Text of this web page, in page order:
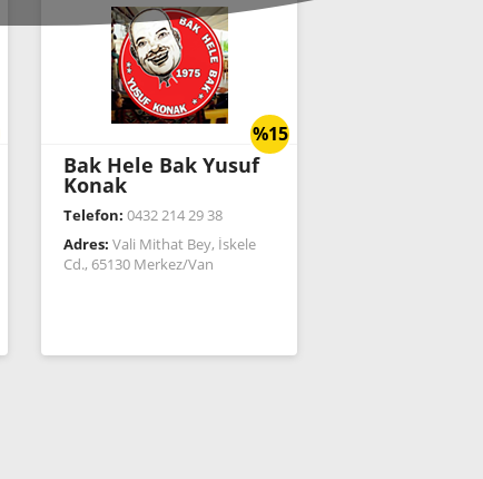
%15
Bak Hele Bak Yusuf
Konak
Telefon: 0432 214 29 38
Adres: Vali Mithat Bey, İskele
Cd., 65130 Merkez/Van